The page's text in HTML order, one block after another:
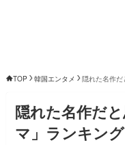
TOP 韓国エンタメ 隠れた名作
隠れた名作だ
マ」ランキング